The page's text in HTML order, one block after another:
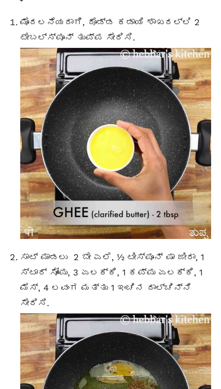
ಮೊದಲನೆಯದಾಗಿ, ದೊಡ್ಡ ಕಡಾಯಿ ಶಾಖದಲ್ಲಿ 2
ಟೇಬಲ್ಸ್ಪೂನ್ ತುಪ್ಪ ಸೇರಿಸಿ.
ಸಾಟ್ ಮಾಡಲು 2 ಬೇ ಎಲೆ, ½ ಟೀಸ್ಪೂನ್ ಷಾ ಜೀರಾ, 1
ಸ್ಟಾರ್ ಸೋಂಪು, 3 ಏಲಕ್ಕಿ, 1 ಕಪ್ಪು ಏಲಕ್ಕಿ, 1
ಮೆಸ್, 4 ಲವಂಗ ಮತ್ತು 1 ಇಂಚಿನ ದಾಲ್ಚಿನ್ನಿ
ಸೇರಿಸಿ.